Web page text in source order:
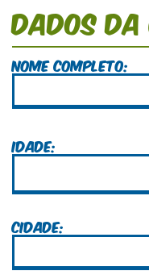
Dados
Nome Completo:
Idade:
Cidade: